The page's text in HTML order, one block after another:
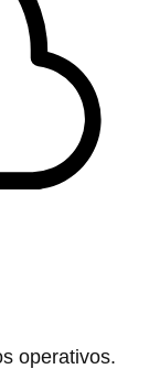
operativos.